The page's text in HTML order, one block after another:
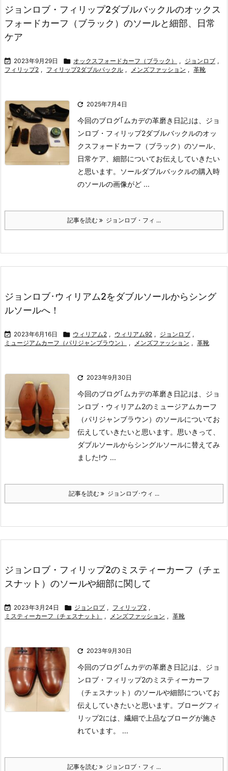
ジョンロブ・フィリップ2ダブルバックルのオックス
フォードカーフ（ブラック）のソールと細部、日常
ケア
 2023年9月29日  オックスフォードカーフ（ブラック） , ジョンロブ ,
フィリップ2 , フィリップ2ダブルバックル , メンズファッション , 革靴
 2025年7月4日
今回のブログ｢ムカデの革磨き日記｣は、ジョ
ンロブ・フィリップ2ダブルバックルのオッ
クスフォードカーフ（ブラック）のソール、
日常ケア、細部についてお伝えしていきたい
と思います。
ソールダブルバックルの購入時
のソールの画像がど ...
記事を読む ジョンロブ・フィ ...
ジョンロブ･ウィリアム2をダブルソールからシング
ルソールへ！
 2023年6月16日  ウィリアム2 , ウィリアム92 , ジョンロブ ,
ミュージアムカーフ（パリジャンブラウン）
, メンズファッション , 革靴
 2023年9月30日
今回のブログ｢ムカデの革磨き日記｣は、ジョ
ンロブ・ウィリアム2のミュージアムカーフ
（パリジャンブラウン）のソールについてお
伝えしていきたいと思います。 思いきって、
ダブルソールからシングルソールに替えてみ
ました!ウ ...
記事を読む ジョンロブ･ウィ ...
ジョンロブ・フィリップ2のミスティーカーフ（チェ
スナット）のソールや細部に関して
 2023年3月24日  ジョンロブ , フィリップ2 ,
ミスティーカーフ（チェスナット）
, メンズファッション , 革靴
 2023年9月30日
今回のブログ｢ムカデの革磨き日記｣は、ジョ
ンロブ・フィリップ2のミスティーカーフ
（チェスナット）のソールや細部についてお
伝えしていきたいと思います。 ブローグフィ
リップ2には、繊細で上品なブローグが施さ
れています。 ...
記事を読む ジョンロブ・フィ ...